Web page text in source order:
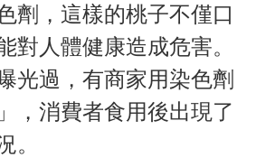
劑，這樣的桃子不僅口
對人體健康造成危害。
光過，有商家用染色劑
，消費者食用後出現了
。